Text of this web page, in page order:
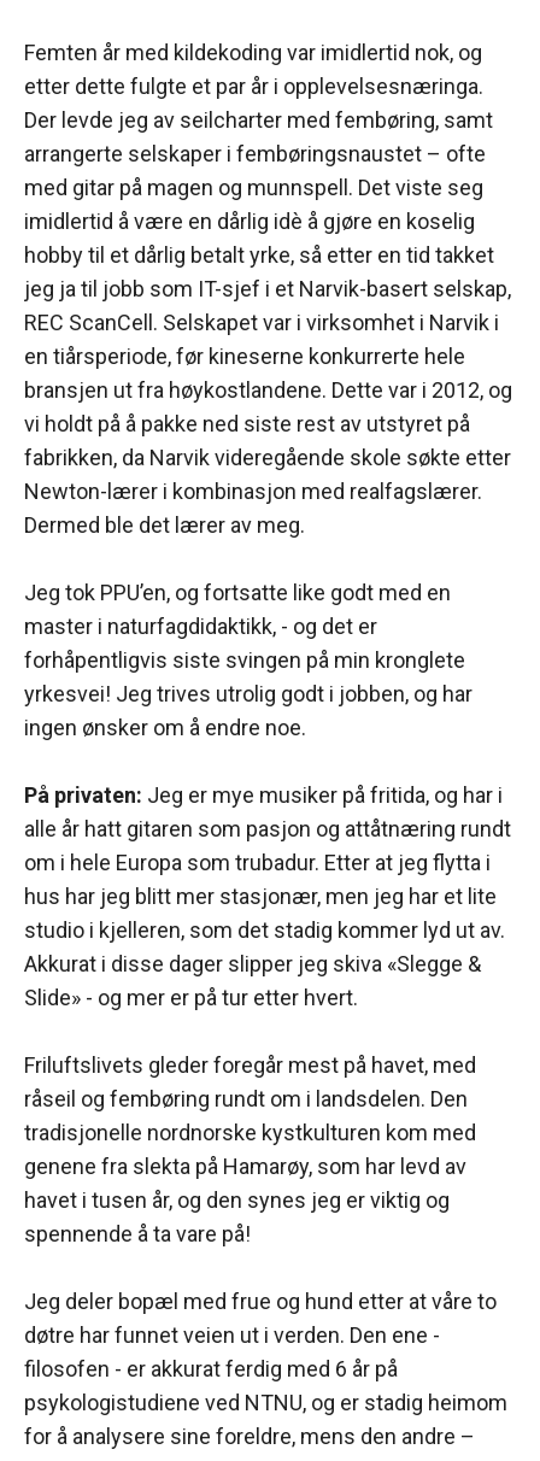
Femten år med kildekoding var imidlertid nok, og
etter dette fulgte et par år i opplevelsesnæringa.
Der levde jeg av seilcharter med fembøring, samt
arrangerte selskaper i fembøringsnaustet – ofte
med gitar på magen og munnspell. Det viste seg
imidlertid å være en dårlig idè å gjøre en koselig
hobby til et dårlig betalt yrke, så etter en tid takket
jeg ja til jobb som IT-sjef i et Narvik-basert selskap,
REC ScanCell. Selskapet var i virksomhet i Narvik i
en tiårsperiode, før kineserne konkurrerte hele
bransjen ut fra høykostlandene. Dette var i 2012, og
vi holdt på å pakke ned siste rest av utstyret på
fabrikken, da Narvik videregående skole søkte etter
Newton-lærer i kombinasjon med realfagslærer.
Dermed ble det lærer av meg.
Jeg tok PPU’en, og fortsatte like godt med en
master i naturfagdidaktikk, - og det er
forhåpentligvis siste svingen på min kronglete
yrkesvei! Jeg trives utrolig godt i jobben, og har
ingen ønsker om å endre noe.
På privaten: Jeg er mye musiker på fritida, og har i
alle år hatt gitaren som pasjon og attåtnæring rundt
om i hele Europa som trubadur. Etter at jeg flytta i
hus har jeg blitt mer stasjonær, men jeg har et lite
studio i kjelleren, som det stadig kommer lyd ut av.
Akkurat i disse dager slipper jeg skiva «Slegge &
Slide» - og mer er på tur etter hvert.
Friluftslivets gleder foregår mest på havet, med
råseil og fembøring rundt om i landsdelen. Den
tradisjonelle nordnorske kystkulturen kom med
genene fra slekta på Hamarøy, som har levd av
havet i tusen år, og den synes jeg er viktig og
spennende å ta vare på!
Jeg deler bopæl med frue og hund etter at våre to
døtre har funnet veien ut i verden. Den ene -
filosofen - er akkurat ferdig med 6 år på
psykologistudiene ved NTNU, og er stadig heimom
for å analysere sine foreldre, mens den andre –